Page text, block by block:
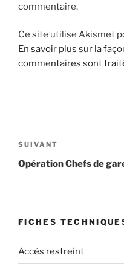
commentaire.
Ce site utilise Akismet
En savoir plus sur la
commentaires sont
de
l’article
Article
suivant
SUIVANT
Opération Chefs de
FICHES
Accès restreint